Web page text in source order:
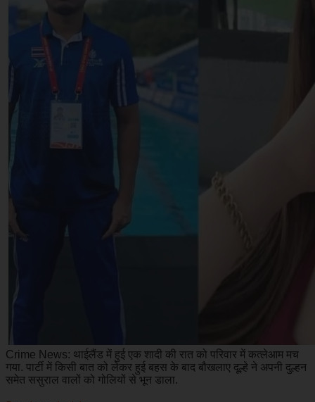
Crime News: थाईलैंड में हुई एक शादी की रात को परिवार में कत्लेआम मच
गया. पार्टी में किसी बात को लेकर हुई बहस के बाद बौखलाए दूल्हे ने अपनी दुल्हन
समेत ससुराल वालों को गोलियों से भून डाला.